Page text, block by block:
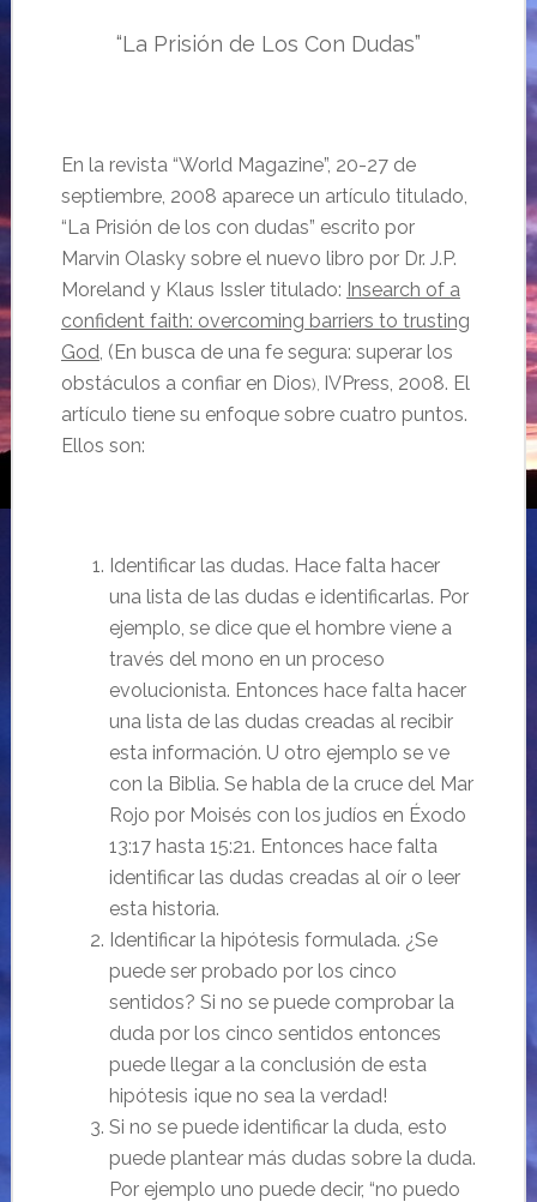
“La Prisión de Los Con Dudas”
En la revista “World Magazine”, 20-27 de
septiembre, 2008 aparece un artículo titulado,
“La Prisión de los con dudas” escrito por
Marvin Olasky sobre el nuevo libro por Dr. J.P.
Moreland y Klaus Issler titulado: Insearch of a
confident faith: overcoming barriers to trusting
God, (En busca de una fe segura: superar los
obstáculos a confiar en Dios), IVPress, 2008. El
artículo tiene su enfoque sobre cuatro puntos.
Ellos son:
Identificar las dudas. Hace falta hacer
una lista de las dudas e identificarlas. Por
ejemplo, se dice que el hombre viene a
través del mono en un proceso
evolucionista. Entonces hace falta hacer
una lista de las dudas creadas al recibir
esta información. U otro ejemplo se ve
con la Biblia. Se habla de la cruce del Mar
Rojo por Moisés con los judíos en Éxodo
13:17 hasta 15:21. Entonces hace falta
identificar las dudas creadas al oír o leer
esta historia.
Identificar la hipótesis formulada. ¿Se
puede ser probado por los cinco
sentidos? Si no se puede comprobar la
duda por los cinco sentidos entonces
puede llegar a la conclusión de esta
hipótesis ¡que no sea la verdad!
Si no se puede identificar la duda, esto
puede plantear más dudas sobre la duda.
Por ejemplo uno puede decir, “no puedo